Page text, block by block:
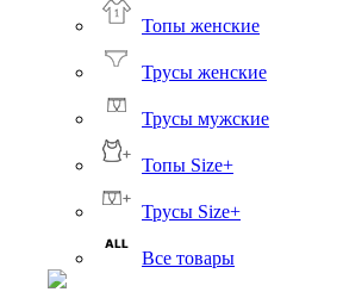
Топы женские
Трусы женские
Трусы мужские
Топы Size+
Трусы Size+
Все товары